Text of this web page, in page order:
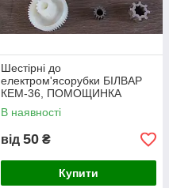
Шестірні до
електром'ясорубки БІЛВАР
КЕМ-36, ПОМОЩИНКА
В наявності
від 50 ₴
Купити